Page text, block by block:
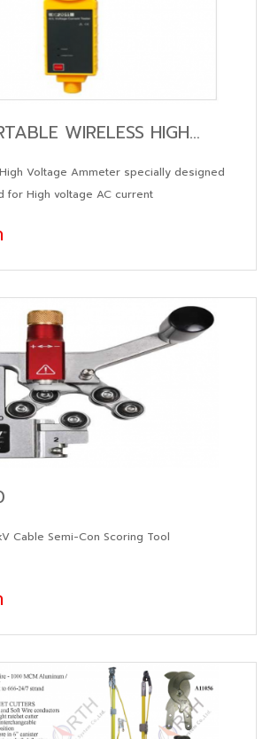
WIRELESS HIGH
Voltage Ammeter specially designed
for High voltage AC current
Cable Semi-Con Scoring Tool